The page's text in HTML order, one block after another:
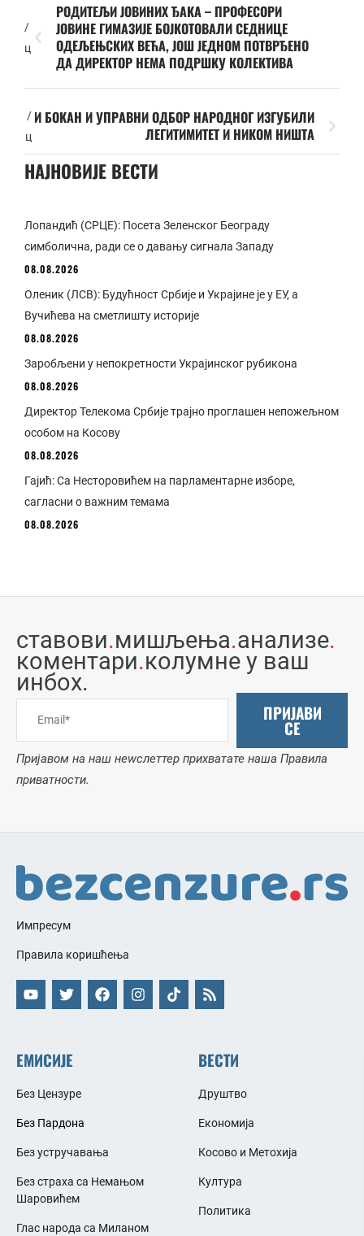
/
ц
РОДИТЕЉИ ЈОВИНИХ ЂАКА – ПРОФЕСОРИ
ЈОВИНЕ ГИМАЗИЈЕ БОЈКОТОВАЛИ СЕДНИЦЕ
ОДЕЉЕЊСКИХ ВЕЋА, ЈОШ ЈЕДНОМ ПОТВРЂЕНО
ДА ДИРЕКТОР НЕМА ПОДРШКУ КОЛЕКТИВА
/
ц
И БОКАН И УПРАВНИ ОДБОР НАРОДНОГ ИЗГУБИЛИ
ЛЕГИТИМИТЕТ И НИКОМ НИШТА
НАЈНОВИЈЕ ВЕСТИ
Лопандић (СРЦЕ): Посета Зеленског Београду
симболична, ради се о давању сигнала Западу
08.08.2026
Оленик (ЛСВ): Будућност Србије и Украјине је у ЕУ, а
Вучићева на сметлишту историје
08.08.2026
Заробљени у непокретности Украјинског рубикона
08.08.2026
Директор Телекома Србије трајно проглашен непожељном
особом на Косову
08.08.2026
Гајић: Са Несторовићем на парламентарне изборе,
сагласни о важним темама
08.08.2026
ставови.мишљења.анализе.
коментари.колумне у ваш
инбоx.
ПРИЈАВИ
СЕ
Пријавом на наш неwслеттер прихватате наша Правила
приватности.
Импресум
Правила коришћења
ЕМИСИЈЕ
Без Цензуре
Без Пардона
Без устручавања
Без страха са Немањом
Шаровићем
Глас народа са Миланом
ВЕСТИ
Друштво
Економија
Косово и Метохија
Култура
Политика